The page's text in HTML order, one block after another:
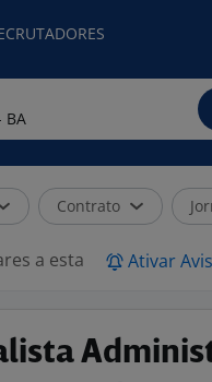
Contrato
a esta Ativar